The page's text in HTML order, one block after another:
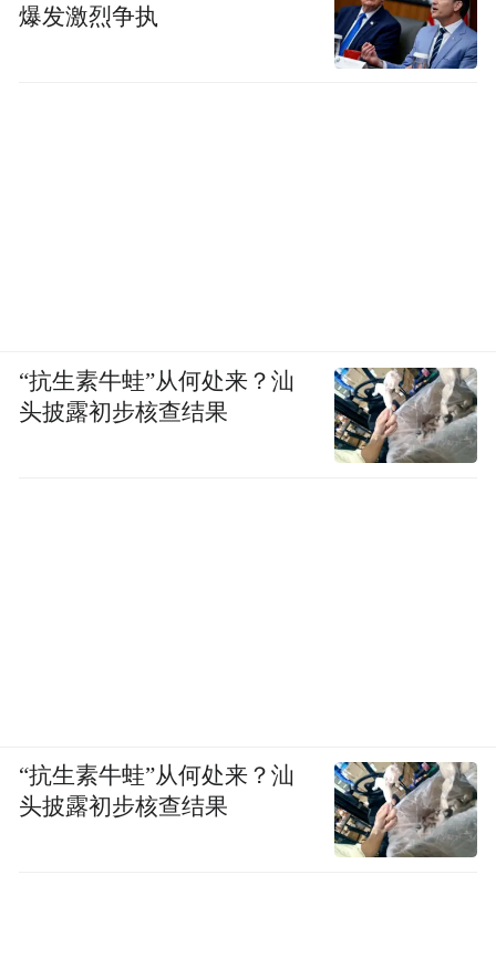
爆发激烈争执
“抗生素牛蛙”从何处来？汕
头披露初步核查结果
“抗生素牛蛙”从何处来？汕
头披露初步核查结果